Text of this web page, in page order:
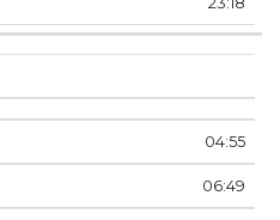
04:55
06:49